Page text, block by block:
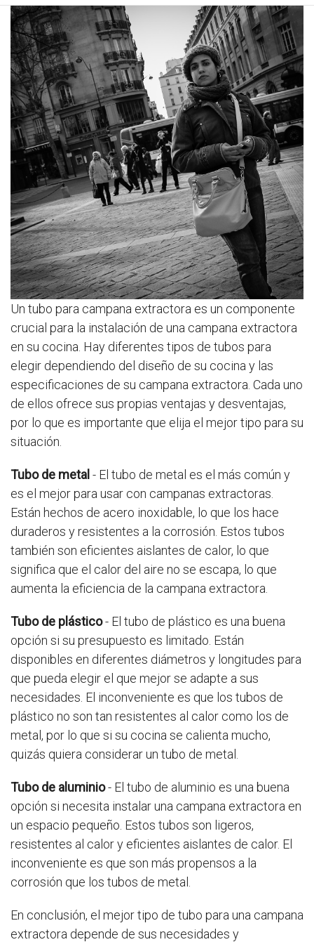
Un tubo para campana extractora es un componente
crucial para la instalación de una campana extractora
en su cocina. Hay diferentes tipos de tubos para
elegir dependiendo del diseño de su cocina y las
especificaciones de su campana extractora. Cada uno
de ellos ofrece sus propias ventajas y desventajas,
por lo que es importante que elija el mejor tipo para su
situación.
Tubo de metal - El tubo de metal es el más común y
es el mejor para usar con campanas extractoras.
Están hechos de acero inoxidable, lo que los hace
duraderos y resistentes a la corrosión. Estos tubos
también son eficientes aislantes de calor, lo que
significa que el calor del aire no se escapa, lo que
aumenta la eficiencia de la campana extractora.
Tubo de plástico- El tubo de plástico es una buena
opción si su presupuesto es limitado. Están
disponibles en diferentes diámetros y longitudes para
que pueda elegir el que mejor se adapte a sus
necesidades. El inconveniente es que los tubos de
plástico no son tan resistentes al calor como los de
metal, por lo que si su cocina se calienta mucho,
quizás quiera considerar un tubo de metal.
Tubo de aluminio- El tubo de aluminio es una buena
opción si necesita instalar una campana extractora en
un espacio pequeño. Estos tubos son ligeros,
resistentes al calor y eficientes aislantes de calor. El
inconveniente es que son más propensos a la
corrosión que los tubos de metal.
En conclusión, el mejor tipo de tubo para una campana
extractora depende de sus necesidades y